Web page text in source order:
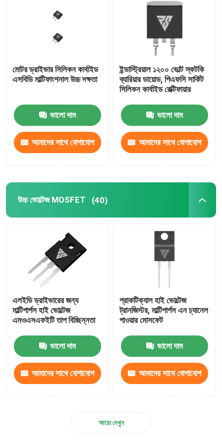
কম ভোল্টেজ MOSFET
উচ্চ ক্ষমতা IGBT
স্কটকি ব্যারিয়ার ডায়োডস
SIC পাওয়ার সেমিকন্ডাক্টর
মোটর ড্রাইভার সিলিকন কার্বাইড
এসবিডি মাল্টিফাংশনাল উচ্চ দক্ষতা
ভালো দাম
আমাদের সাথে যোগাযোগ
ইন্ডাস্ট্রিয়াল ১২০০ ভোল্ট স্কটকি
ব্যারিয়ার ডায়োড, পিএফসি সার্কিট
সিলিকন কার্বাইড রেক্টিফায়ার
ভালো দাম
আমাদের সাথে যোগাযোগ
উচ্চ ভোল্টেজ MOSFET (40)
এলইডি ড্রাইভারের জন্য
মাল্টিপার্পস হাই ভোল্টেজ
এমওএসএফইটি তাপ বিচ্ছিন্নতা
ভালো দাম
আমাদের সাথে যোগাযোগ
প্রাকটিক্যাল হাই ভোল্টেজ
ট্রানজিস্টর, মাল্টিপার্পস এন চ্যানেল
পাওয়ার মোসফেট
ভালো দাম
আমাদের সাথে যোগাযোগ
আরো দেখুন